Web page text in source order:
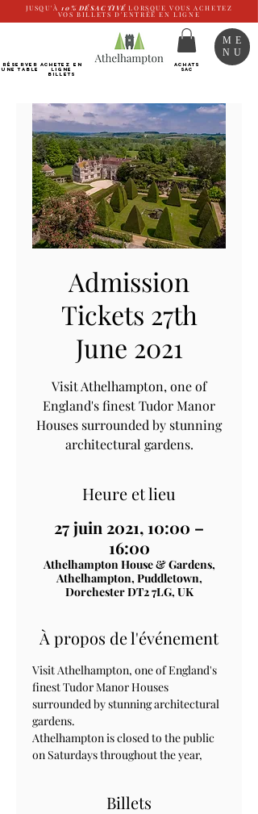
JUSQU'À 10% DÉSACTIVÉ LORSQUE VOUS ACHETEZ
VOS BILLETS D'ENTRÉE EN LIGNE
RÉSERVER
UNE TABLE
Achetez EN
LIGNE
Billets
ACHATS
SAC
ME
NU
Admission
Tickets 27th
June 2021
Visit Athelhampton, one of
England's finest Tudor Manor
Houses surrounded by stunning
architectural gardens.
Heure et lieu
27 juin 2021, 10:00 –
16:00
Athelhampton House & Gardens,
Athelhampton, Puddletown,
Dorchester DT2 7LG, UK
À propos de l'événement
Visit Athelhampton, one of England's
finest Tudor Manor Houses
surrounded by stunning architectural
gardens.
Athelhampton is closed to the public
on Saturdays throughout the year,
Billets